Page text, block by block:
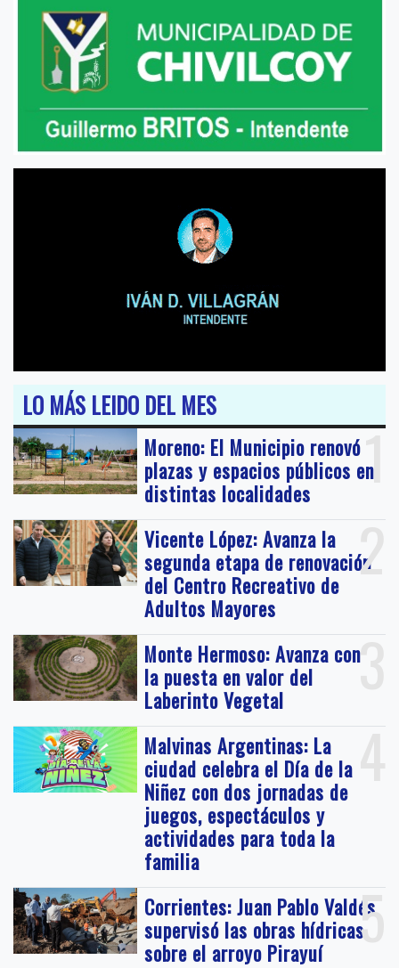
LO MÁS LEIDO DEL MES
1
Moreno: El Municipio renovó
plazas y espacios públicos en
distintas localidades
2
Vicente López: Avanza la
segunda etapa de renovación
del Centro Recreativo de
Adultos Mayores
3
Monte Hermoso: Avanza con
la puesta en valor del
Laberinto Vegetal
4
Malvinas Argentinas: La
ciudad celebra el Día de la
Niñez con dos jornadas de
juegos, espectáculos y
actividades para toda la
familia
5
Corrientes: Juan Pablo Valdés
supervisó las obras hídricas
sobre el arroyo Pirayuí